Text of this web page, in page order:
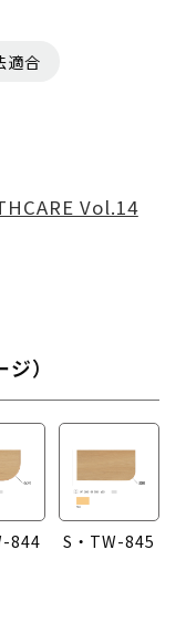
適合
Vol.14
）
844 S・TW-845